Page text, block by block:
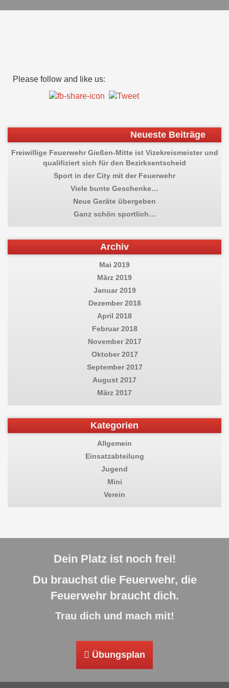
Please follow and like us:
Beitragsnavigation
Previous
Jugendfeuerwehr
Neueste Beiträge
Freiwillige Feuerwehr Gießen-Mitte ist Vizekreismeister und
qualifiziert sich für den Bezirksentscheid
Sport in der City mit der Feuerwehr
Viele bunte Geschenke…
Neue Geräte übergeben
Ganz schön sportlich…
Archiv
Mai 2019
März 2019
Januar 2019
Dezember 2018
April 2018
Februar 2018
November 2017
Oktober 2017
September 2017
August 2017
März 2017
Kategorien
Allgemein
Einsatzabteilung
Jugend
Mini
Verein
Dein Platz ist noch frei!
Du brauchst die Feuerwehr, die
Feuerwehr braucht dich.
Trau dich und mach mit!
Übungsplan